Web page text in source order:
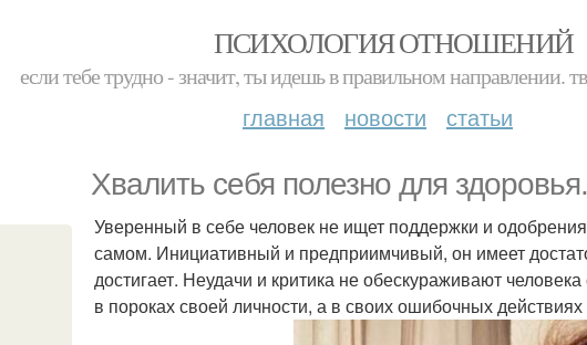
ПСИХОЛОГИЯ ОТНОШЕНИЙ
если тебе трудно - значит, ты идешь в правильном направлении.
главная новости статьи
Хвалить себя полезно для здоровья.
Уверенный в себе человек не ищет поддержки и
самом. Инициативный и предприимчивый, он имеет
достигает. Неудачи и критика не обескураживают
в пороках своей личности, а в своих ошибочных